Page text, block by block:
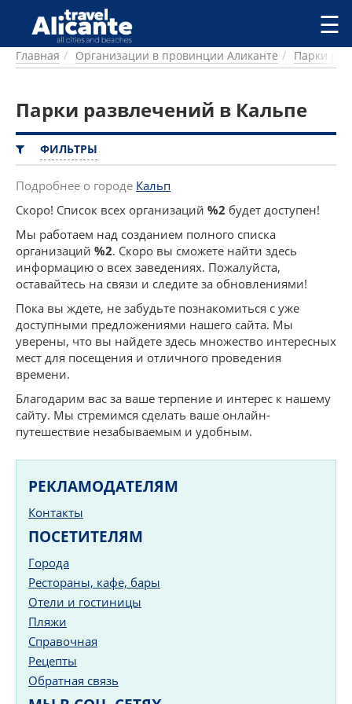
Перейти к основному содержанию
ГОРОДА
ПИТАНИЕ
ПРОЖИВАНИЕ
ПЛЯЖИ
ДОСТОПРИМЕЧАТЕЛЬНОСТИ
КЕМПИНГ
КОМАРКИ (РАЙОНЫ)
РЕЦЕПТЫ
ПРЕДЛОЖЕНИЯ
СТАТЬИ
УСЛУГИ
☰
Главная Организации в провинции Аликанте Парки
Парки развлечений в Кальпе
ФИЛЬТРЫ
Подробнее о городе Кальп
Скоро! Список всех организаций %2 будет доступен!
Мы работаем над созданием полного списка
организаций %2. Скоро вы сможете найти здесь
информацию о всех заведениях. Пожалуйста,
оставайтесь на связи и следите за обновлениями!
Пока вы ждете, не забудьте познакомиться с уже
доступными предложениями нашего сайта. Мы
уверены, что вы найдете здесь множество интересных
мест для посещения и отличного проведения
времени.
Благодарим вас за ваше терпение и интерес к нашему
сайту. Мы стремимся сделать ваше онлайн-
путешествие незабываемым и удобным.
РЕКЛАМОДАТЕЛЯМ
Контакты
ПОСЕТИТЕЛЯМ
Города
Рестораны, кафе, бары
Отели и гостиницы
Пляжи
Справочная
Рецепты
Обратная связь